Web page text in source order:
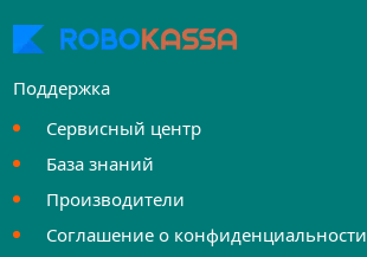
Поддержка
Сервисный центр
База знаний
Производители
Соглашение о конфиденциальности